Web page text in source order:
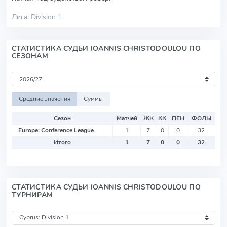
Лига: Division 1
СТАТИСТИКА СУДЬИ IOANNIS CHRISTODOULOU ПО
СЕЗОНАМ
Средние значения Суммы
Сезон Матчей ЖК КК ПЕН
ФОЛЫ
Europe: Conference League
1 7 0 0
32
Итого
1 7 0 0 32
СТАТИСТИКА СУДЬИ IOANNIS CHRISTODOULOU ПО
ТУРНИРАМ